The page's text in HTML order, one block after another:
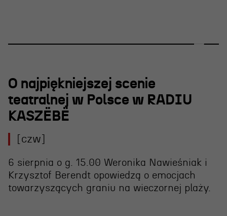
O najpiękniejszej scenie
teatralnej w Polsce w RADIU
KASZËBË
[czw]
6 sierpnia o g. 15.00 Weronika Nawieśniak i
Krzysztof Berendt opowiedzą o emocjach
towarzyszących graniu na wieczornej plaży.